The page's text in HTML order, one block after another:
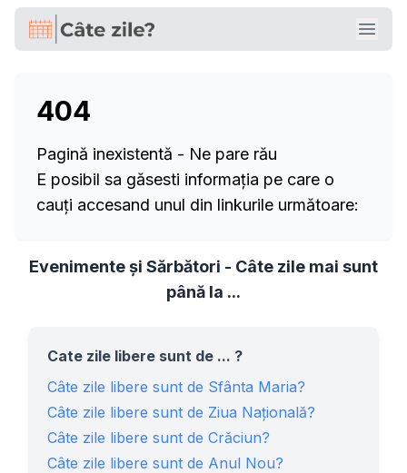
404
Pagină inexistentă - Ne pare rău
E posibil sa găsesti informația pe care o
cauți accesand unul din linkurile următoare:
Evenimente și Sărbători - Câte zile mai sunt
până la ...
Cate zile libere sunt de ... ?
Câte zile libere sunt de Sfânta Maria?
Câte zile libere sunt de Ziua Națională?
Câte zile libere sunt de Crăciun?
Câte zile libere sunt de Anul Nou?